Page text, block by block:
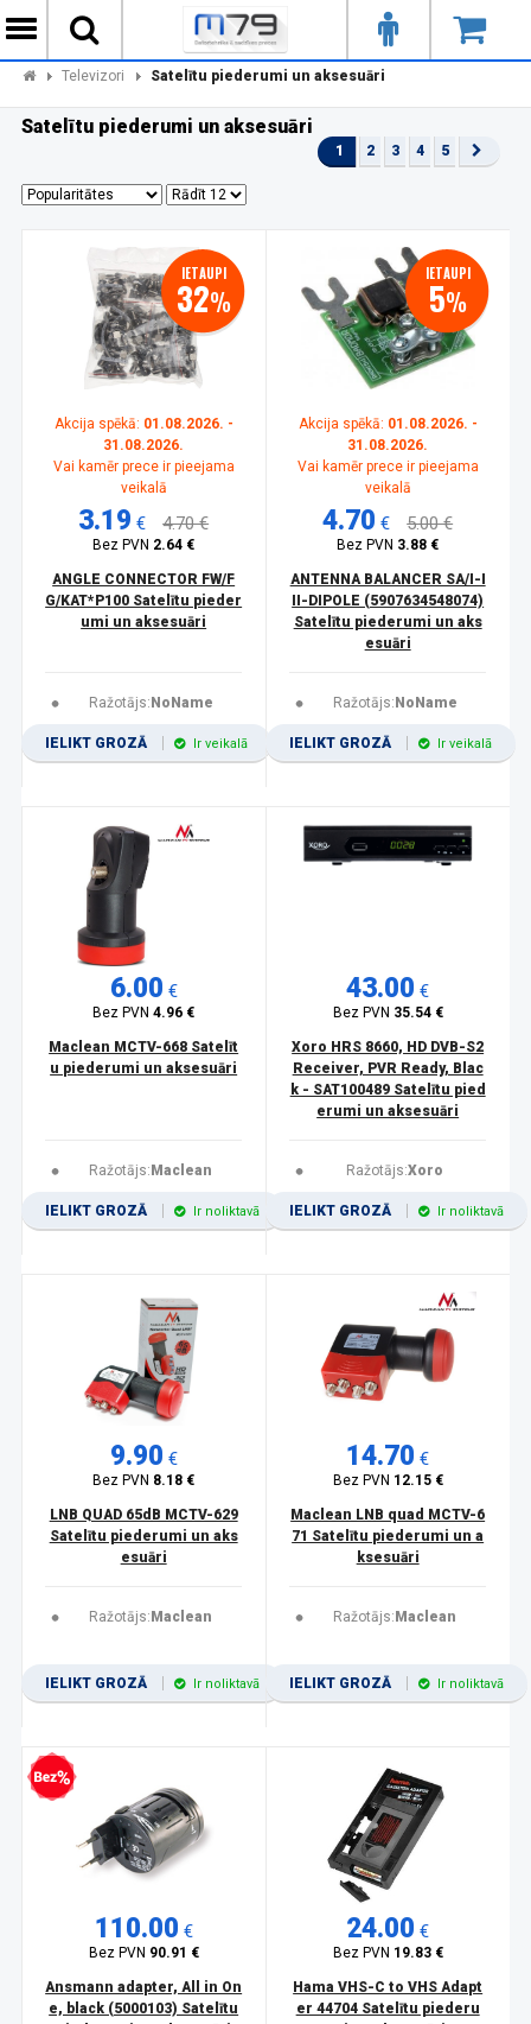
Televizori Satelītu piederumi un aksesuāri
Satelītu piederumi un aksesuāri
1 2 3 4 5
IETAUPI
32%
Akcija spēkā: 01.08.2026. -
31.08.2026.
Vai kamēr prece ir pieejama
veikalā
3.19 € 4.70 €
Bez PVN 2.64 €
ANGLE CONNECTOR FW/F
G/KAT*P100 Satelītu pieder
umi un aksesuāri
Ražotājs: NoName
IELIKT GROZĀ Ir veikalā
IETAUPI
5%
Akcija spēkā: 01.08.2026. -
31.08.2026.
Vai kamēr prece ir pieejama
veikalā
4.70 € 5.00 €
Bez PVN 3.88 €
ANTENNA BALANCER SA/I-I
II-DIPOLE (5907634548074)
Satelītu piederumi un aks
esuāri
Ražotājs: NoName
IELIKT GROZĀ Ir veikalā
6.00 €
Bez PVN4.96 €
Maclean MCTV-668 Satelīt
u piederumi un aksesuāri
Ražotājs: Maclean
IELIKT GROZĀ Ir noliktavā
43.00 €
Bez PVN 35.54 €
Xoro HRS 8660, HD DVB-S2
Receiver, PVR Ready, Blac
k - SAT100489 Satelītu pied
erumi un aksesuāri
Ražotājs:Xoro
IELIKT GROZĀ Ir noliktavā
9.90 €
Bez PVN 8.18 €
LNB QUAD 65dB MCTV-629
Satelītu piederumi un aks
esuāri
Ražotājs: Maclean
IELIKT GROZĀ Ir noliktavā
14.70 €
Bez PVN 12.15 €
Maclean LNB quad MCTV-6
71 Satelītu piederumi un a
ksesuāri
Ražotājs: Maclean
IELIKT GROZĀ Ir noliktavā
kredīts
110.00 €
Bez PVN 90.91 €
Ansmann adapter, All in On
e, black (5000103) Satelītu
24.00 €
Bez PVN 19.83 €
Hama VHS-C to VHS Adapt
er 44704 Satelītu piederu